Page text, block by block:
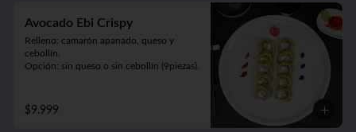
Avocado Ebi Crispy
Relleno: camarón apanado, queso y
cebollín.
Opción: sin queso o sin cebollín (9piezas).
$9.999